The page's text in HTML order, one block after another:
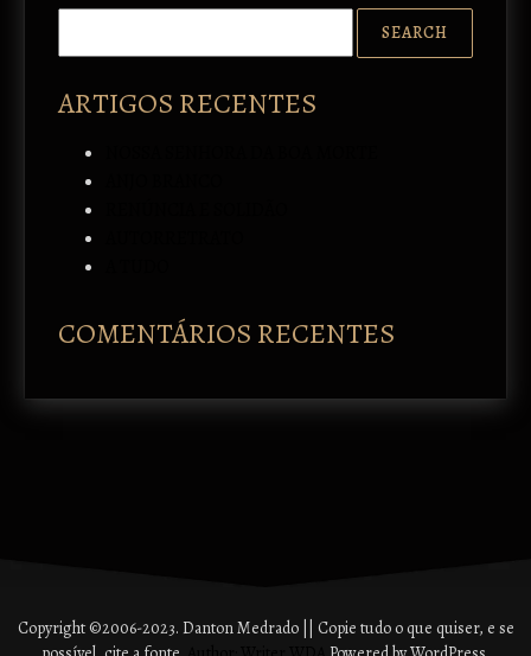
ARTIGOS RECENTES
COMENTÁRIOS RECENTES
Copyright ©2006-2023. Danton Medrado || Copie tudo o que quiser, e se